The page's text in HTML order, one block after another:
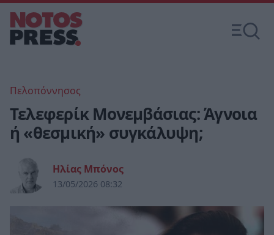
Πελοπόννησος
Τελεφερίκ Μονεμβάσιας: Άγνοια
ή «θεσμική» συγκάλυψη;
Ηλίας Μπόνος
13/05/2026 08:32